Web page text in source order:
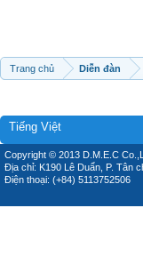
Trang chủ Diễn đàn
Tiếng Việt
Copyright © 2013 D.M.E.C
Địa chỉ: K190 Lê Duẩn, P. Tân
Điện thoại: (+84) 5113752506